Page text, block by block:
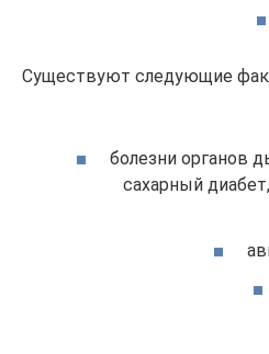
Существуют следующие
болезни органов
сахарный